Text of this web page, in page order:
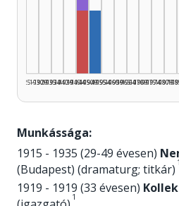
1925–1929
1930–1934
1935–1939
1940–1944
1945–1949
1950–1954
1955–1959
1960–1964
1965–1969
1970–1974
1975–1979
Munkássága:
1915 - 1935 (29-49 évesen)
(Budapest) (dramaturg; titkár) 1
1919 - 1919 (33 évesen)
1